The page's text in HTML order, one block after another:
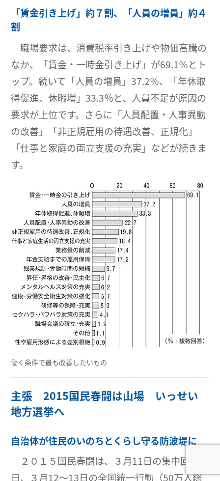
「賃金引き上げ」約７割、「人員の増員」約４
割
職場要求は、消費税率引き上げや物価高騰の
なか、「賃金・一時金引き上げ」が69.1％とト
ップ。続いて「人員の増員」37.2％、「年休取
得促進、休暇増」33.3％と、人員不足が原因の
要求が上位です。さらに「人員配置・人事異動
の改善」「非正規雇用の待遇改善、正規化」
「仕事と家庭の両立支援の充実」などが続きま
す。
働く条件で最も改善したいもの
主張 2015国民春闘は山場 いっせい
地方選挙へ
自治体が住民のいのちとくらし守る防波堤に
２０１５国民春闘は、３月11日の集中回答
日、３月12～13日の全国統一行動（50万人総